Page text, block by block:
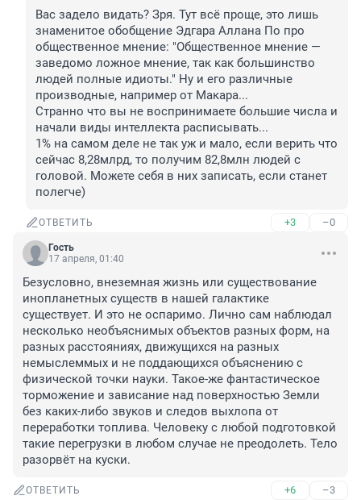
Вас задело видать? Зря. Тут всё проще, это лишь
знаменитое обобщение Эдгара Аллана По про
общественное мнение: "Общественное мнение —
заведомо ложное мнение, так как большинство
людей полные идиоты." Ну и его различные
производные, например от Макара...
Странно что вы не воспринимаете большие числа и
начали виды интеллекта расписывать...
1% на самом деле не так уж и мало, если верить что
сейчас 8,28млрд, то получим 82,8млн людей с
головой. Можете себя в них записать, если станет
полегче)
ОТВЕТИТЬ +3 –0
Гость
17 апреля, 01:40
Безусловно, внеземная жизнь или существование
инопланетных существ в нашей галактике
существует. И это не оспаримо. Лично сам наблюдал
несколько необъяснимых объектов разных форм, на
разных расстояниях, движущихся на разных
немыслеммых и не поддающихся объяснению с
физической точки науки. Такое-же фантастическое
торможение и зависание над поверхностью Земли
без каких-либо звуков и следов выхлопа от
переработки топлива. Человеку с любой подготовкой
такие перегрузки в любом случае не преодолеть. Тело
разорвёт на куски.
ОТВЕТИТЬ +6 –3